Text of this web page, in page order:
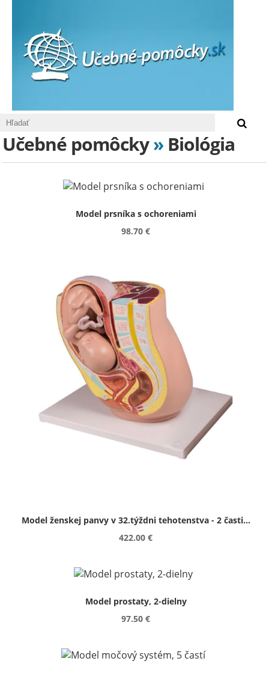
Učebné pomôcky» Biológia
Model prsníka s ochoreniami
98.70 €
Model ženskej panvy v 32.týždni tehotenstva - 2 časti...
422.00 €
Model prostaty, 2-dielny
97.50 €